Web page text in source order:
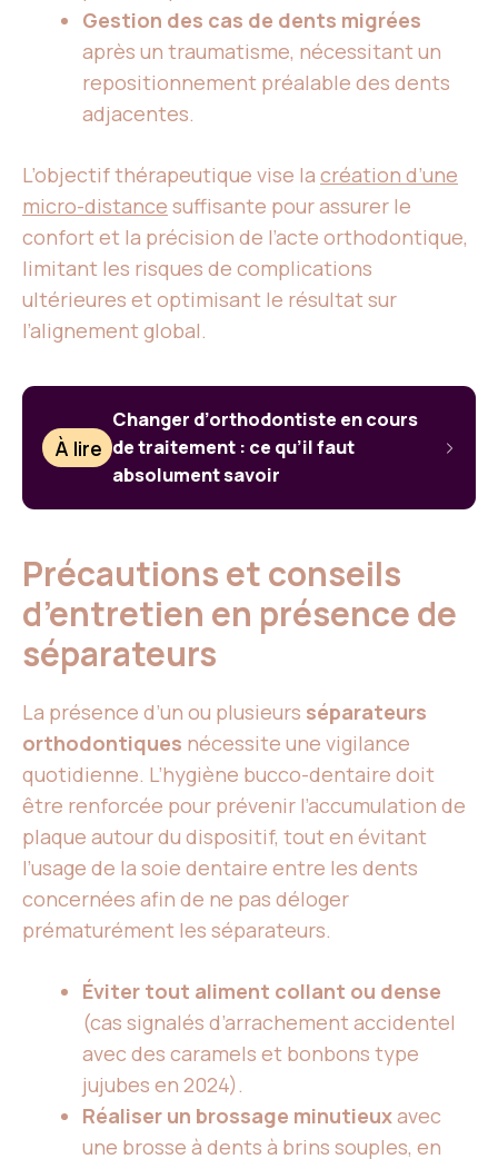
Gestion des cas de dents migrées
après un traumatisme, nécessitant un
repositionnement préalable des dents
adjacentes.
L’objectif thérapeutique vise la création d’une
micro-distance suffisante pour assurer le
confort et la précision de l’acte orthodontique,
limitant les risques de complications
ultérieures et optimisant le résultat sur
l’alignement global.
À lire
Changer d’orthodontiste en cours
de traitement : ce qu’il faut
absolument savoir
Précautions et conseils
d’entretien en présence de
séparateurs
La présence d’un ou plusieurs séparateurs
orthodontiques nécessite une vigilance
quotidienne. L’hygiène bucco-dentaire doit
être renforcée pour prévenir l’accumulation de
plaque autour du dispositif, tout en évitant
l’usage de la soie dentaire entre les dents
concernées afin de ne pas déloger
prématurément les séparateurs.
Éviter tout aliment collant ou dense
(cas signalés d’arrachement accidentel
avec des caramels et bonbons type
jujubes en 2024).
Réaliser un brossage minutieuxavec
une brosse à dents à brins souples, en